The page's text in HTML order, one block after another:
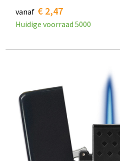
vanaf € 2,47
Huidige voorraad 5000